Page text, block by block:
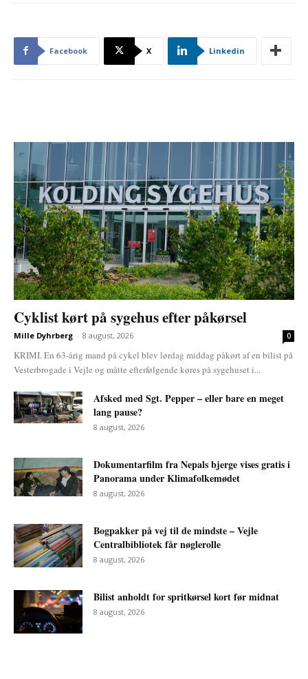
Facebook X Linkedin
Cyklist kørt på sygehus efter påkørsel
Mille Dyhrberg - 8 august, 2026 0
KRIMI. En 63-årig mand på cykel blev lørdag middag påkørt af en bilist på
Vesterbrogade i Vejle og måtte efterfølgende køres på sygehuset i...
Afsked med Sgt. Pepper – eller bare en meget
lang pause?
8 august, 2026
Dokumentarfilm fra Nepals bjerge vises gratis i
Panorama under Klimafolkemødet
8 august, 2026
Bogpakker på vej til de mindste – Vejle
Centralbibliotek får nøglerolle
8 august, 2026
Bilist anholdt for spritkørsel kort før midnat
8 august, 2026